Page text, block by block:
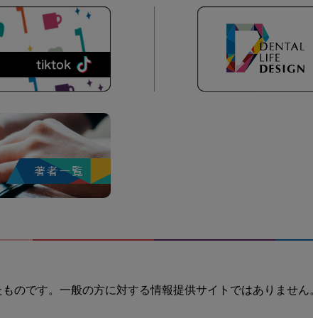
のです。一般の方に対する情報提供サイトではありません